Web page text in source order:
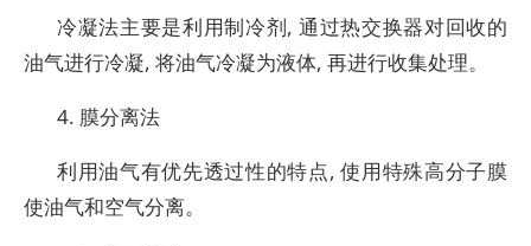
冷凝法主要是利用制冷剂, 通过热交换器对回收的
油气进行冷凝, 将油气冷凝为液体, 再进行收集处理。
4. 膜分离法
利用油气有优先透过性的特点, 使用特殊高分子膜
使油气和空气分离。